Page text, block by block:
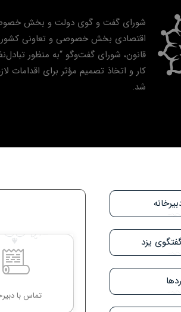
قانون، شورای گفت‌و‌گو “به منظور
کار و اتخاذ تصمیم مؤثر برای اقدامات
شد.
یزد
تماس با